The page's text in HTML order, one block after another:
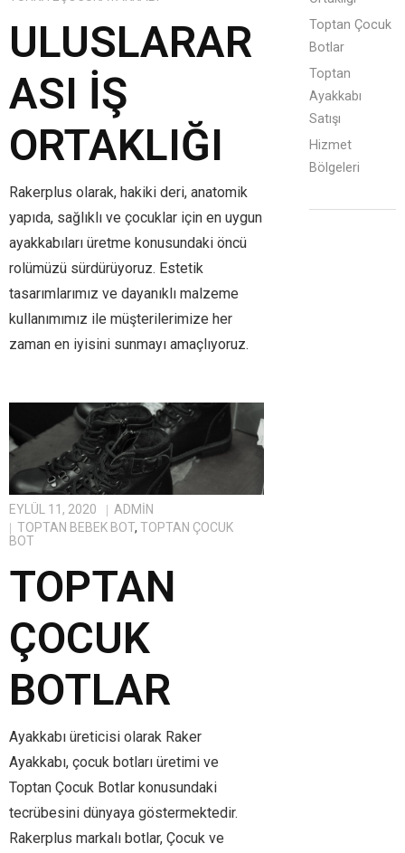
ULUSLARAR
ASI İŞ
ORTAKLIĞI
Rakerplus olarak, hakiki deri, anatomik
yapıda, sağlıklı ve çocuklar için en uygun
ayakkabıları üretme konusundaki öncü
rolümüzü sürdürüyoruz. Estetik
tasarımlarımız ve dayanıklı malzeme
kullanımımız ile müşterilerimize her
zaman en iyisini sunmayı amaçlıyoruz.
EYLÜL 11, 2020
ADMIN
TOPTAN BEBEK BOT, TOPTAN ÇOCUK
BOT
TOPTAN
ÇOCUK
BOTLAR
Ayakkabı üreticisi olarak Raker
Ayakkabı, çocuk botları üretimi ve
Toptan Çocuk Botlar konusundaki
tecrübesini dünyaya göstermektedir.
Rakerplus markalı botlar, Çocuk ve
Toptan Çocuk
Botlar
Toptan
Ayakkabı
Satışı
Hizmet
Bölgeleri